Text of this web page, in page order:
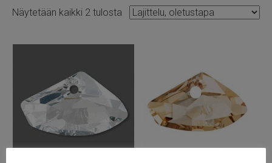
Näytetään kaikki 2 tulosta